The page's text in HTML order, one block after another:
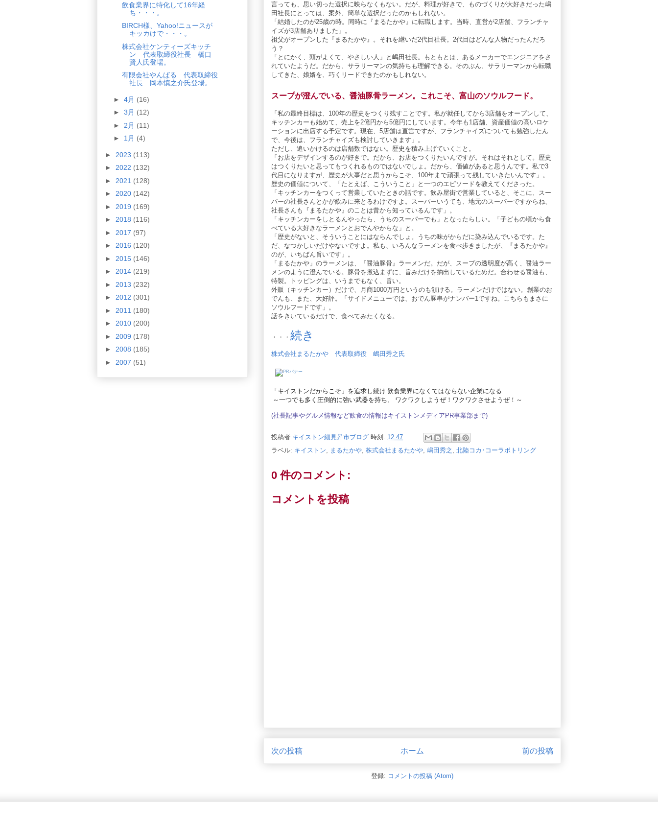
言っても、思い切った選択に映らなくもない。だが、料理が好きで、ものづくりが大好きだった嶋
田社長にとっては、案外、簡単な選択だったのかもしれない。
「結婚したのが25歳の時。同時に『まるたかや』に転職します。当時、直営が2店舗、フランチャ
イズが3店舗ありました」。
祖父がオープンした『まるたかや』。それを継いだ2代目社長。2代目はどんな人物だったんだろ
う？
「とにかく、頭がよくて、やさしい人」と嶋田社長。もともとは、あるメーカーでエンジニアをさ
れていたようだ。だから、サラリーマンの気持ちも理解できる。そのぶん、サラリーマンから転職
してきた、娘婿を、巧くリードできたのかもしれない。
スープが澄んでいる、醤油豚骨ラーメン。これこそ、富山のソウルフード。
「私の最終目標は、100年の歴史をつくり残すことです。私が就任してから3店舗をオープンして、
キッチンカーも始めて、売上を2億円から5億円にしています。今年も1店舗、資産価値の高いロケ
ーションに出店する予定です。現在、5店舗は直営ですが、フランチャイズについても勉強したん
で、今後は、フランチャイズも検討していきます」。
ただし、追いかけるのは店舗数ではない。歴史を積み上げていくこと。
「お店をデザインするのが好きで。だから、お店をつくりたいんですが。それはそれとして。歴史
はつくりたいと思ってもつくれるものではないでしょ。だから、価値があると思うんです。私で3
代目になりますが、歴史が大事だと思うからこそ、100年まで頑張って残していきたいんです」。
歴史の価値について、「たとえば、こういうこと」と一つのエピソードを教えてくださった。
「キッチンカーをつくって営業していたときの話です。飲み屋街で営業していると、そこに、スー
パーの社長さんとかが飲みに来とるわけですよ。スーパーいうても、地元のスーパーですからね、
社長さんも『まるたかや』のことは昔から知っているんです」。
「キッチンカーをしとるんやったら、うちのスーパーでも」となったらしい。「子どもの頃から食
べている大好きなラーメンとおでんやからな」と。
「歴史がないと、そういうことにはならんでしょ。うちの味がからだに染み込んでいるです。た
だ、なつかしいだけやないですよ。私も、いろんなラーメンを食べ歩きましたが、『まるたかや』
のが、いちばん旨いです」。
「まるたかや」のラーメンは、『醤油豚骨』ラーメンだ。だが、スープの透明度が高く、醤油ラー
メンのように澄んでいる。豚骨を煮込まずに、旨みだけを抽出しているためだ。合わせる醤油も、
特製。トッピングは、いうまでもなく、旨い。
外販（キッチンカー）だけで、月商1000万円というのも頷ける。ラーメンだけではない。創業のお
でんも、また、大好評。「サイドメニューでは、おでん豚串がナンバー1ですね。こちらもまさに
ソウルフードです」。
話をきいているだけで、食べてみたくなる。
・・・ 続き
株式会社まるたかや 代表取締役 嶋田秀之氏
「 キイストンだからこそ 」を追求し続け 飲食業界になくてはならない企業になる
～一つでも多く圧倒的に強い武器を持ち、 ワクワクしようぜ！ワクワクさせようぜ！～
(社長記事やグルメ情報など飲食の情報はキイストンメディアPR事業部 まで)
投稿者 キイストン細見昇市ブログ 時刻: 12:47
ラベル: キイストン まるたかや 株式会社まるたかや 嶋田秀之 北陸コカ･コーラボトリング
0 件のコメント:
コメントを投稿
次の投稿 前の投稿
ホーム
登録: コメントの投稿 (Atom)
飲食業界に特化して16年経
ち・・・。
BIRCH様、Yahoo!ニュースが
キッカけで・・・。
株式会社ケンティーズキッチ
ン 代表取締役社長 橋口
賢人氏登場。
有限会社やんばる 代表取締役
社長 岡本慎之介氏登場。
► 4月 (16)
► 3月 (12)
► 2月 (11)
► 1月 (4)
► 2023 (113)
► 2022 (132)
► 2021 (128)
► 2020 (142)
► 2019 (169)
► 2018 (116)
► 2017 (97)
► 2016 (120)
► 2015 (146)
► 2014 (219)
► 2013 (232)
► 2012 (301)
► 2011 (180)
► 2010 (200)
► 2009 (178)
► 2008 (185)
► 2007 (51)